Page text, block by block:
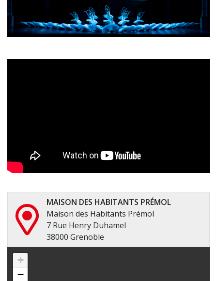
MAISON DES HABITANTS PRÉMOL
Maison des Habitants Prémol
7 Rue Henry Duhamel
38000 Grenoble
+
−